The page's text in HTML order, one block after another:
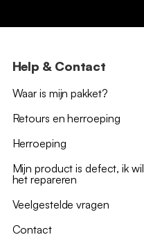
Help & Contact
Waar is mijn pakket?
Retours en herroeping
Herroeping
Mijn product is defect, ik wil
het repareren
Veelgestelde vragen
Contact